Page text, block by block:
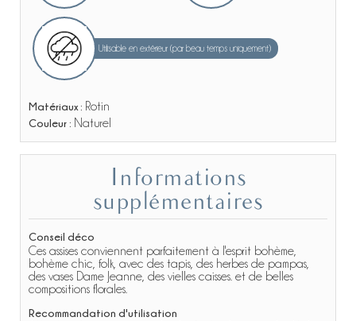
Utilisable en extérieur (par beau temps uniquement)
Matériaux : Rotin
Couleur : Naturel
supplémentaires
Conseil déco
Ces assises conviennent parfaitement à l'esprit bohème,
bohème chic, folk, avec des tapis, des herbes de pampas,
des vases Dame Jeanne, des vielles caisses. et de belles
compositions florales.
Recommandation d'utilisation